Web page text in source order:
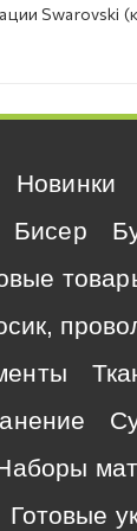
Swarovski
Новинки
Бисер
Готовые